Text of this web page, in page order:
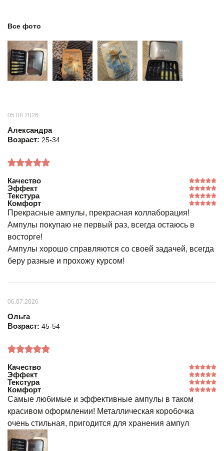
Все фото
05.08.2026
Александра
Возраст: 25-34
Качество
Эффект
Текстура
Комфорт
Прекрасные ампулы, прекрасная коллаборация!
Ампулы покупаю не первый раз, всегда остаюсь в
восторге!
Ампулы хорошо справляются со своей задачей, всегда
беру разные и прохожу курсом!
06.07.2026
Ольга
Возраст: 45-54
Качество
Эффект
Текстура
Комфорт
Самые любимые и эффективные ампулы в таком
красивом оформлении! Металлическая коробочка
очень стильная, пригодится для хранения ампул